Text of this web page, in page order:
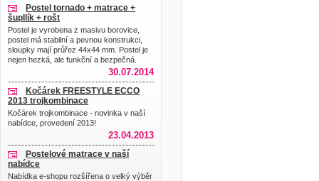
Postel tornado + matrace +
šupllík + rošt
Postel je vyrobena z masivu borovice,
postel má stabilní a pevnou konstrukci,
sloupky mají průřez 44x44 mm. Postel je
nejen hezká, ale funkční a bezpečná.
30.07.2014
Kočárek FREESTYLE ECCO
2013 trojkombinace
Kočárek trojkombinace - novinka v naší
nabídce, provedení 2013!
23.04.2013
Postelové matrace v naší
nabídce
Nabídka e-shopu rozšířena o velký výběr